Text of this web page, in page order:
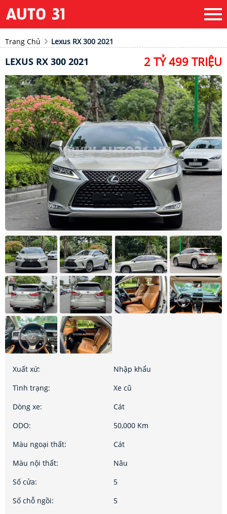
Trang Chủ Lexus RX 300 2021
LEXUS RX 300 2021 2 TỶ 499 TRIỆU
Xuất xứ:
Nhập khẩu
Tình trạng:
Xe cũ
Dòng xe:
Cát
ODO:
50,000 Km
Màu ngoại thất:
Cát
Màu nội thất:
Nâu
Số cửa:
5
Số chỗ ngồi:
5